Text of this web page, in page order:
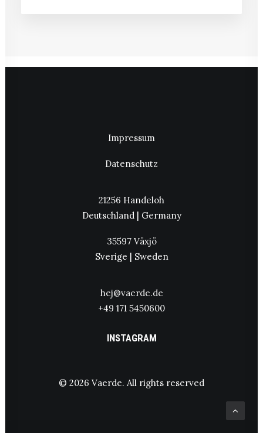
© 2026 Vaerde. All rights reserved
Impressum
Datenschutz
21256 Handeloh
Deutschland | Germany
35597 Växjö
Sverige | Sweden
hej@vaerde.de
+49 171 5450600
INSTAGRAM